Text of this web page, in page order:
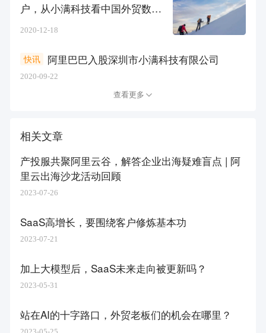
户，从小满科技看中国外贸数字
2020-12-18
阿里巴巴入股深圳市小满科技有限公司
快讯
2020-09-22
查看更多
相关文章
产投服共聚阿里云谷，解答企业出海疑难盲点 | 阿
里云出海沙龙活动回顾
2023-07-26
SaaS高增长，要围绕客户修炼基本功
2023-07-21
加上大模型后，SaaS未来走向被更新吗？
2023-05-31
站在AI的十字路口，外贸老板们的机会在哪里？